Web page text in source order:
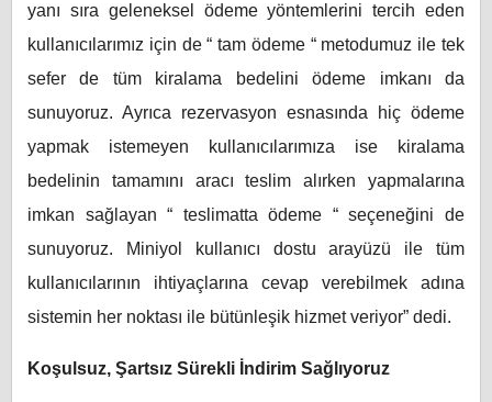
yanı sıra geleneksel ödeme yöntemlerini tercih eden
kullanıcılarımız için de “ tam ödeme “ metodumuz ile tek
sefer de tüm kiralama bedelini ödeme imkanı da
sunuyoruz. Ayrıca rezervasyon esnasında hiç ödeme
yapmak istemeyen kullanıcılarımıza ise kiralama
bedelinin tamamını aracı teslim alırken yapmalarına
imkan sağlayan “ teslimatta ödeme “ seçeneğini de
sunuyoruz. Miniyol kullanıcı dostu arayüzü ile tüm
kullanıcılarının ihtiyaçlarına cevap verebilmek adına
sistemin her noktası ile bütünleşik hizmet veriyor” dedi.
Koşulsuz, Şartsız Sürekli İndirim Sağlıyoruz